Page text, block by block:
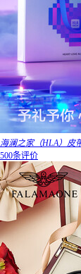
海澜之家（HLA）皮
500条评价